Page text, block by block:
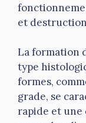
et
La formation
type
formes,
grade, se
rapide et une